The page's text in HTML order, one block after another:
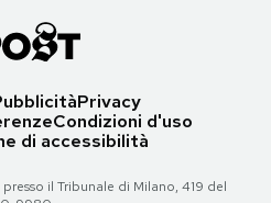
Privacy
Condizioni d'uso
di accessibilità
il Tribunale di Milano, 419 del